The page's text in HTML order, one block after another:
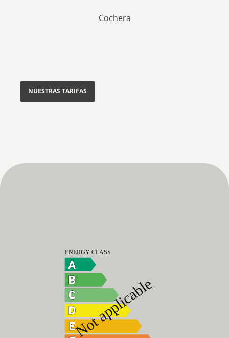
Cochera
NUESTRAS TARIFAS